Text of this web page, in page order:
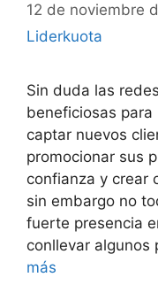
12 de noviembre
Liderkuota
Sin duda las
beneficiosas para
captar nuevos
promocionar sus
confianza y crear
sin embargo no
fuerte presencia
conllevar algunos
más